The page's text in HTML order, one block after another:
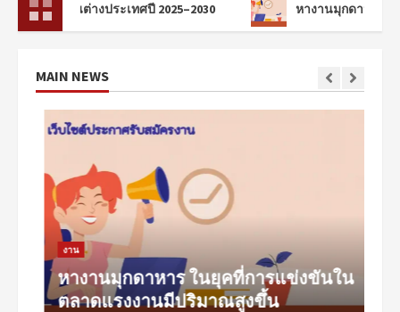
างประเทศปี 2025–2030
หางานมุกดาหาร ในยุคที่การแ
MAIN NEWS
งาน
หางานมุกดาหาร ในยุคที่การแข่งขันใน
ตลาดแรงงานมีปริมาณสูงขึ้น